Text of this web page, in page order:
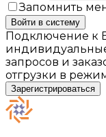
Запомнить
Войти в систему
Подключение к
запросов и
отгрузки в
Зарегистрироваться